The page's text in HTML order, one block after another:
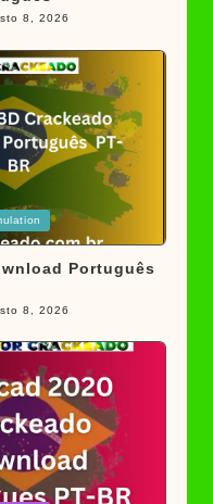
8, 2026
Português
8, 2026